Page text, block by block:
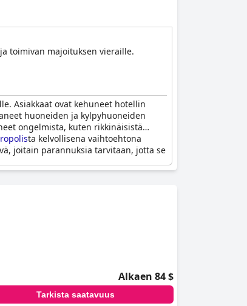
toimivan majoituksen vieraille.
Asiakkaat ovat kehuneet hotellin
huoneiden ja kylpyhuoneiden
ongelmista, kuten rikkinäisistä
ta kelvollisena vaihtoehtona
joitain parannuksia tarvitaan, jotta se
Alkaen 84 $
Tarkista saatavuus